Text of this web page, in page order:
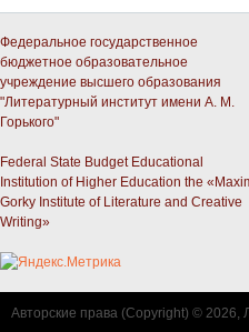
Федеральное государственное
бюджетное образовательное
учреждение высшего образования
"Литературный институт имени А. М.
Горького"
Federal State Budget Educational
Institution of Higher Education the
Gorky Institute of Literature and Creative
Writing»
Авторские права (Copyright) © 2026,